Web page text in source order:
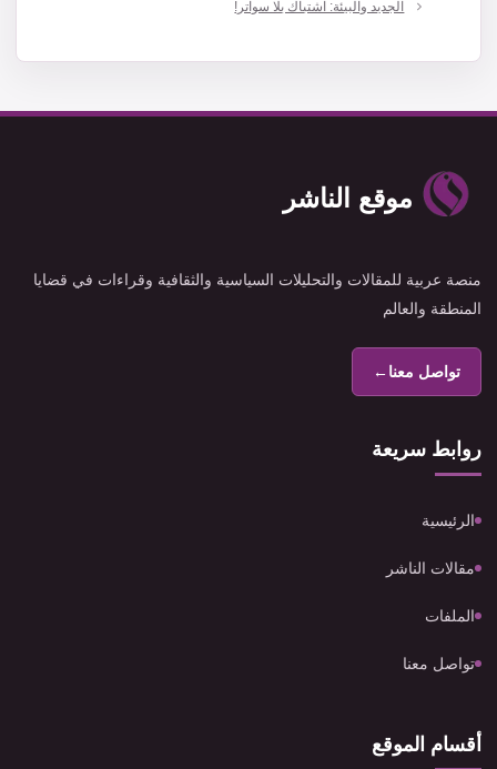
الجديد والبيئة: اشتباك بلا سواتر!
موقع الناشر
منصة عربية للمقالات والتحليلات السياسية والثقافية وقراءات في قضايا
المنطقة والعالم
تواصل معنا←
روابط سريعة
الرئيسية
مقالات الناشر
الملفات
تواصل معنا
أقسام الموقع